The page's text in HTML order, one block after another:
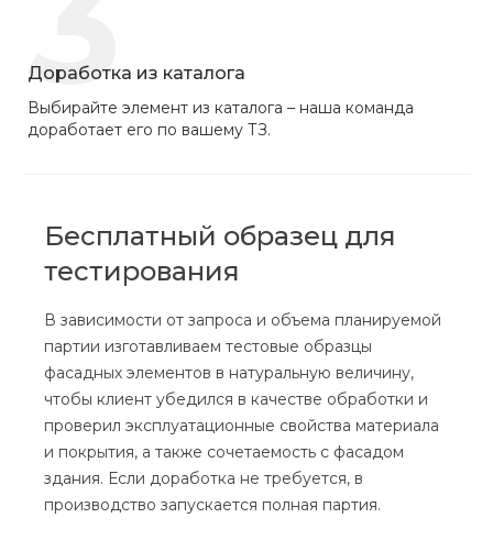
Доработка из каталога
Выбирайте элемент из каталога – наша команда
доработает его по вашему ТЗ.
Бесплатный образец для
тестирования
В зависимости от запроса и объема планируемой
партии изготавливаем тестовые образцы
фасадных элементов в натуральную величину,
чтобы клиент убедился в качестве обработки и
проверил эксплуатационные свойства материала
и покрытия, а также сочетаемость с фасадом
здания. Если доработка не требуется, в
производство запускается полная партия.